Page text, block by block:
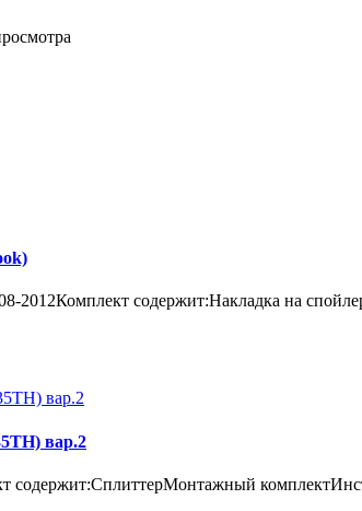
2012Комплект содержит:Накладка на
вар.2
содержит:СплиттерМонтажный